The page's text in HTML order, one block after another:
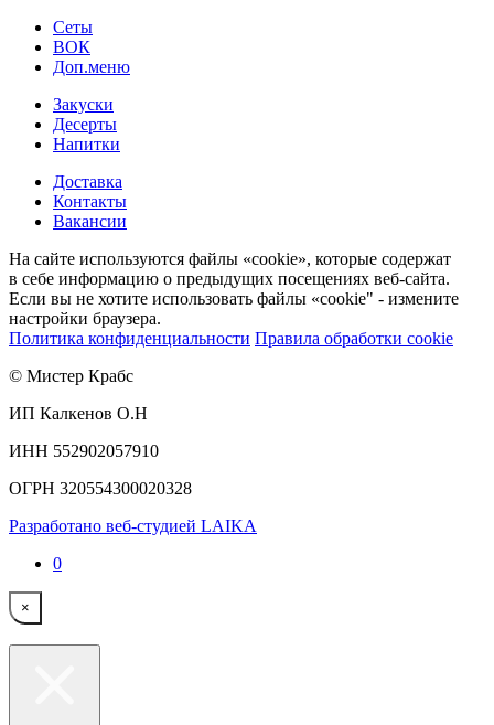
Сеты
ВОК
Доп.меню
Закуски
Десерты
Напитки
Доставка
Контакты
Вакансии
На сайте используются файлы «cookie», которые содержат
в себе информацию о предыдущих посещениях веб-сайта.
Если вы не хотите использовать файлы «cookie" - измените
настройки браузера.
Политика конфиденциальности Правила обработки cookie
© Мистер Крабс
ИП Калкенов О.Н
ИНН 552902057910
ОГРН 320554300020328
Разработано веб-студией LAIKA
0
×